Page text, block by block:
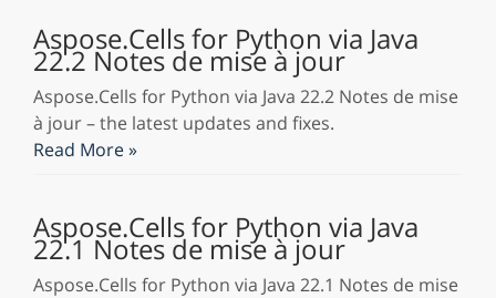
Aspose.Cells for Python via Java
22.2 Notes de mise à jour
Aspose.Cells for Python via Java 22.2 Notes de mise
à jour – the latest updates and fixes.
Read More »
Aspose.Cells for Python via Java
22.1 Notes de mise à jour
Aspose.Cells for Python via Java 22.1 Notes de mise